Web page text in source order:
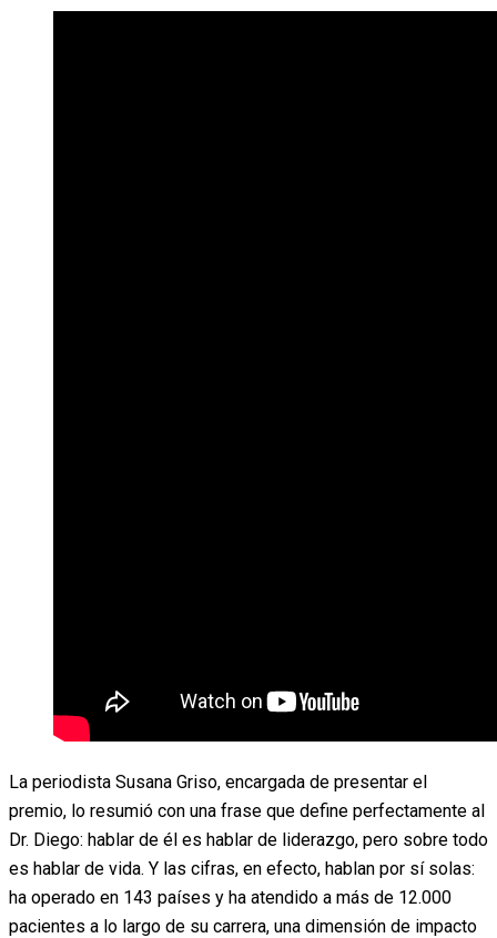
La periodista Susana Griso, encargada de presentar el
premio, lo resumió con una frase que define perfectamente al
Dr. Diego: hablar de él es hablar de liderazgo, pero sobre todo
es hablar de vida. Y las cifras, en efecto, hablan por sí solas:
ha operado en 143 países y ha atendido a más de 12.000
pacientes a lo largo de su carrera, una dimensión de impacto